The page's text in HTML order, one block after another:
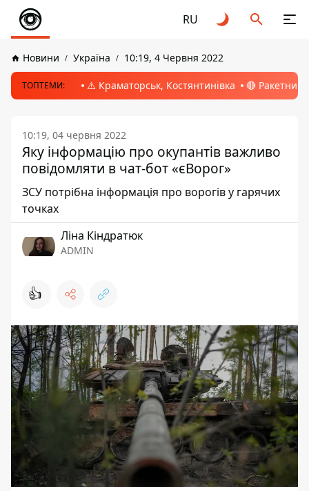
RU
Новини Україна 10:19, 4 Червня 2022
ТОПТЕМИ: ⚠️ Краматорськ, Костянтинівка 🔴 Ракетний
10:19, 04 червня 2022
Яку інформацію про окупантів важливо
повідомляти в чат-бот «єВорог»
ЗСУ потрібна інформація про ворогів у гарячих
точках
Ліна Кіндратюк
ADMIN
👍